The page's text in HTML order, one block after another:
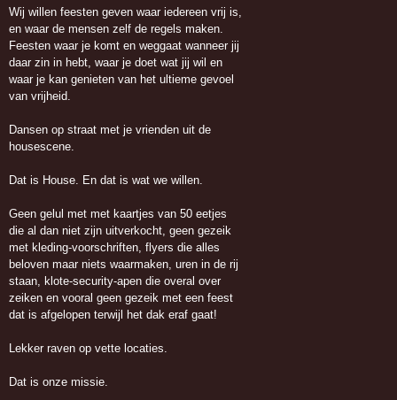
Wij willen feesten geven waar iedereen vrij is,
en waar de mensen zelf de regels maken.
Feesten waar je komt en weggaat wanneer jij
daar zin in hebt, waar je doet wat jij wil en
waar je kan genieten van het ultieme gevoel
van vrijheid.
Dansen op straat met je vrienden uit de
housescene.
Dat is House. En dat is wat we willen.
Geen gelul met met kaartjes van 50 eetjes
die al dan niet zijn uitverkocht, geen gezeik
met kleding-voorschriften, flyers die alles
beloven maar niets waarmaken, uren in de rij
staan, klote-security-apen die overal over
zeiken en vooral geen gezeik met een feest
dat is afgelopen terwijl het dak eraf gaat!
Lekker raven op vette locaties.
Dat is onze missie.